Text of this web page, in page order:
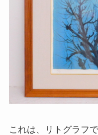
これは、リトグラフ